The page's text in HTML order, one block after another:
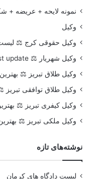
نمونه لایحه + عریضه +
وکیل
وکیل حقوقی کرج ⚖️ لیست
وکیل شهریار ⚖️ last update
وکیل طلاق تبریز ⚖️ بهترین
وکیل طلاق توافقی تبریز ⚖️ در 10 روز
وکیل کیفری تبریز ⚖️ بهترین
وکیل ملکی تبریز ⚖️ بهترین
نوشته‌های تازه
لیست دادگاه های کرمان